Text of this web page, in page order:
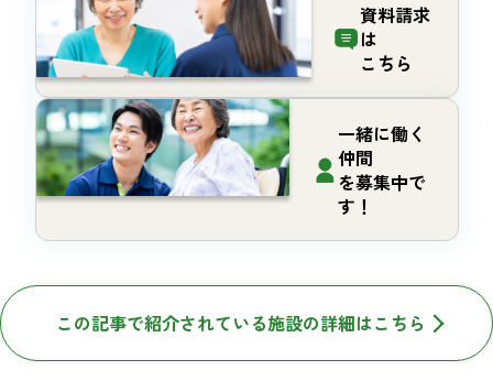
資料請求
は
こちら
一緒に働く
仲間
を募集中で
す！
この記事で紹介されている施設の詳細はこちら